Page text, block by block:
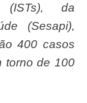
(ISTs), da
(Sesapi),
400 casos
torno de 100